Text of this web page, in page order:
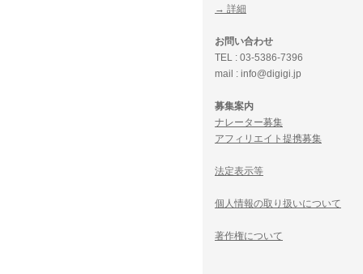
→ 詳細
お問い合わせ
TEL : 03-5386-7396
mail : info@digigi.jp
募集案内
ナレーター募集
アフィリエイト提携募集
法定表示等
個人情報の取り扱いについて
著作権について